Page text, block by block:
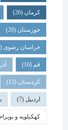
همدان
خوزستان(20)
خراسان رضوی(18)
آذربایجان
کردستان(13)
بوشهر
کهکیلویه و بویراحمد(3)